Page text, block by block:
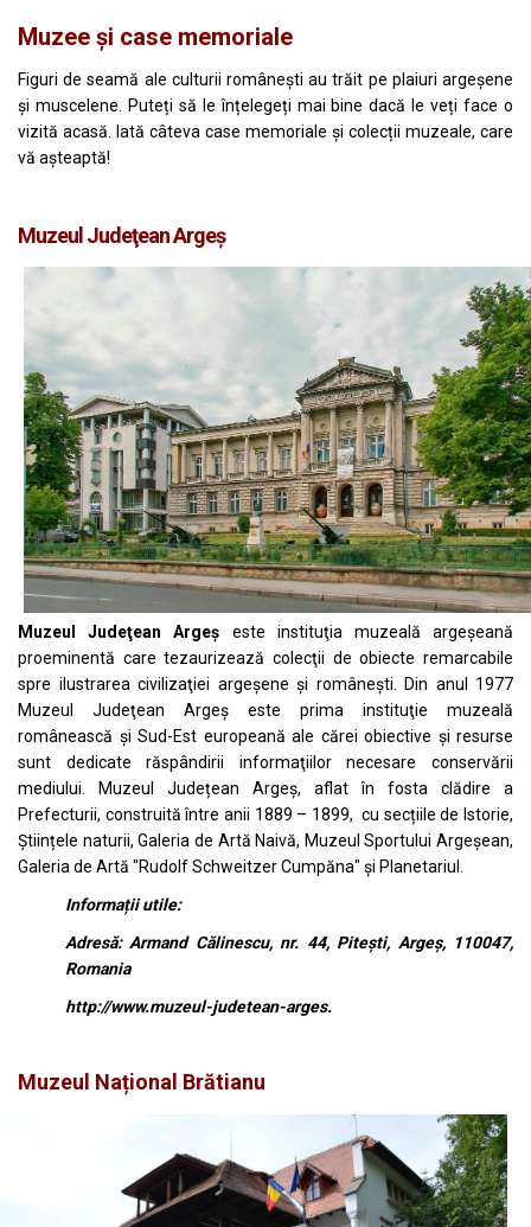
Muzee și case memoriale
Figuri de seamă ale culturii românești au trăit pe plaiuri argeșene
și muscelene. Puteți să le înțelegeți mai bine dacă le veți face o
vizită acasă. Iată câteva case memoriale și colecții muzeale, care
vă așteaptă!
Muzeul Judeţean Argeş
Muzeul Judeţean Argeş este instituţia muzeală argeşeană
proeminentă care tezaurizează colecţii de obiecte remarcabile
spre ilustrarea civilizaţiei argeşene şi româneşti. Din anul 1977
Muzeul Judeţean Argeş este prima instituţie muzeală
românească şi Sud-Est europeană ale cărei obiective şi resurse
sunt dedicate răspândirii informaţiilor necesare conservării
mediului. Muzeul Județean Argeș, aflat în fosta clădire a
Prefecturii, construită între anii 1889 – 1899, cu secțiile de Istorie,
Științele naturii, Galeria de Artă Naivă, Muzeul Sportului Argeșean,
Galeria de Artă "Rudolf Schweitzer Cumpăna" și Planetariul.
Informații utile:
Adresă: Armand Călinescu, nr. 44, Piteşti, Argeş, 110047,
Romania
http://www.muzeul-judetean-arges.
Muzeul Național Brătianu